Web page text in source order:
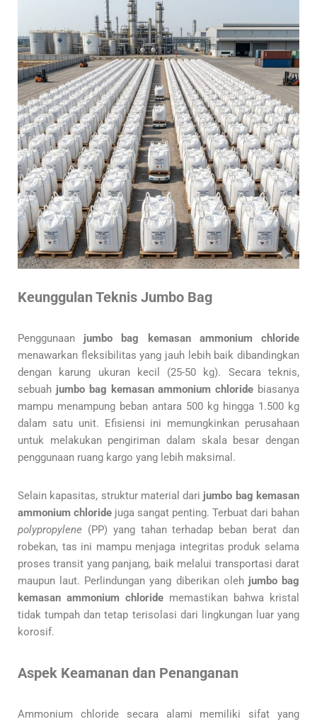
Keunggulan Teknis Jumbo Bag
Penggunaan jumbo bag kemasan ammonium chloride
menawarkan fleksibilitas yang jauh lebih baik dibandingkan
dengan karung ukuran kecil (25-50 kg). Secara teknis,
sebuah jumbo bag kemasan ammonium chloride biasanya
mampu menampung beban antara 500 kg hingga 1.500 kg
dalam satu unit. Efisiensi ini memungkinkan perusahaan
untuk melakukan pengiriman dalam skala besar dengan
penggunaan ruang kargo yang lebih maksimal.
Selain kapasitas, struktur material dari jumbo bag kemasan
ammonium chloride juga sangat penting. Terbuat dari bahan
polypropylene (PP) yang tahan terhadap beban berat dan
robekan, tas ini mampu menjaga integritas produk selama
proses transit yang panjang, baik melalui transportasi darat
maupun laut. Perlindungan yang diberikan oleh jumbo bag
kemasan ammonium chloride memastikan bahwa kristal
tidak tumpah dan tetap terisolasi dari lingkungan luar yang
korosif.
Aspek Keamanan dan Penanganan
Ammonium chloride secara alami memiliki sifat yang